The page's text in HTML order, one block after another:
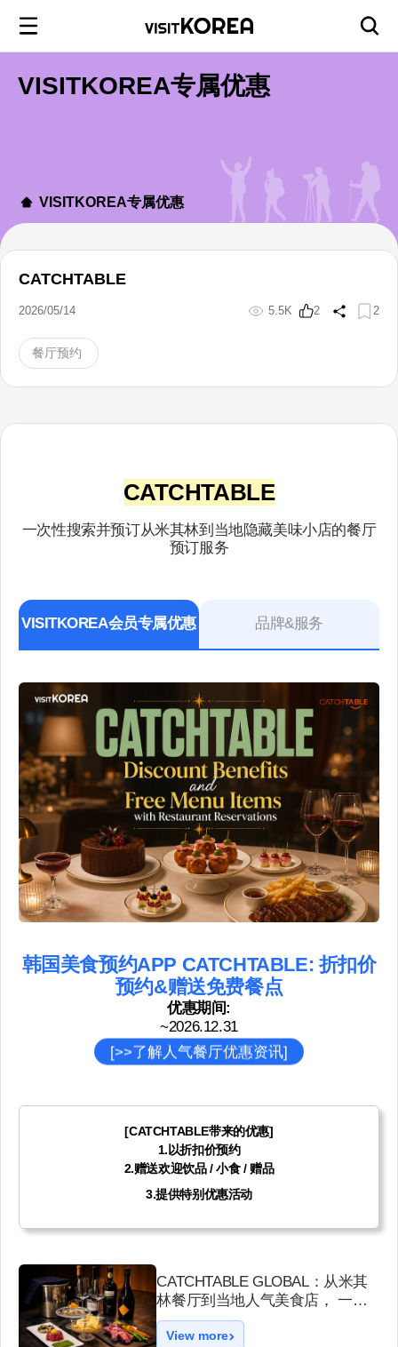
VISITKOREA专属优惠
VISITKOREA专属优惠
CATCHTABLE
2026/05/14 5.5K 2 2
餐厅预约
CATCHTABLE
一次性搜索并预订从米其林到当地隐藏美味小店的餐厅
预订服务
VISITKOREA会员专属优惠 品牌&服务
韩国美食预约APP CATCHTABLE: 折扣价
预约&赠送免费餐点
优惠期间:
~2026.12.31
[>>了解人气餐厅优惠资讯]
[CATCHTABLE带来的优惠]
1. 以折扣价预约
2.赠送欢迎饮品 / 小食 / 赠品
3.提供特别优惠活动
CATCHTABLE GLOBAL：从米其
林餐厅到当地人气美食店， 一站
式搜索与预订美食餐厅（VISITKO
REA会员专属优惠同步提供）
View more